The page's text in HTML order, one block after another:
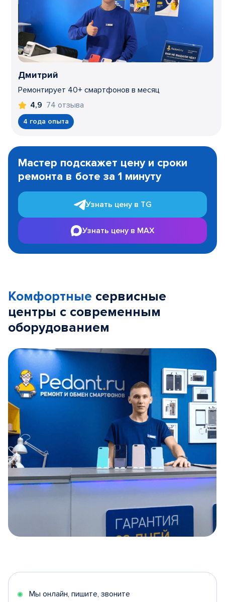
Дмитрий
Ремонтирует 40+ смартфонов в месяц
4,9 74 отзыва
4 года опыта
1
Мастер подскажет цену и сроки
ремонта в боте за 1 минуту
Узнать цену в TG
Узнать цену в MAX
Комфортные сервисные
центры с современным
оборудованием
5
Мы онлайн, пишите, звоните